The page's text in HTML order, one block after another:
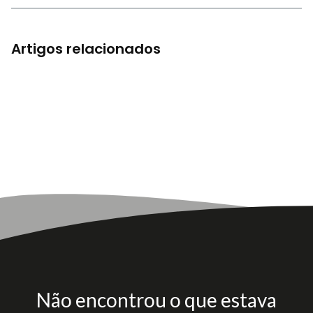
Artigos relacionados
Não encontrou o que estava